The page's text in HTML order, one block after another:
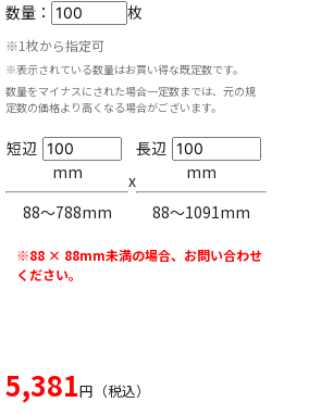
数量：
枚
※1枚から指定可
※表示されている数量はお買い得な既定数です。
数量をマイナスにされた場合一定数までは、元の規
定数の価格より高くなる場合がございます。
短辺
mm
88〜788mm
x
長辺
mm
88〜1091mm
※88 × 88mm未満の場合、お問い合わせ
ください。
5,381円（税込）